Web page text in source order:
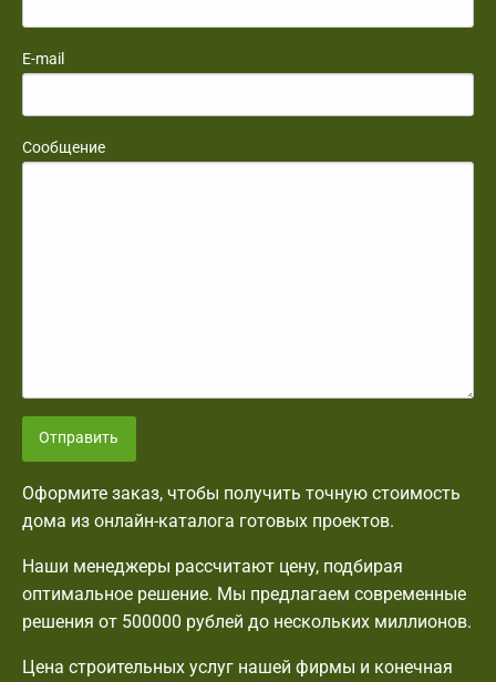
E-mail
Сообщение
Отправить
Оформите заказ, чтобы получить точную стоимость
дома из онлайн-каталога готовых проектов.
Наши менеджеры рассчитают цену, подбирая
оптимальное решение. Мы предлагаем современные
решения от 500000 рублей до нескольких миллионов.
Цена строительных услуг нашей фирмы и конечная